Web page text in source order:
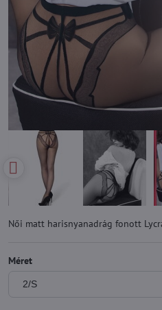
Női matt harisnyanadrág fonott
Méret